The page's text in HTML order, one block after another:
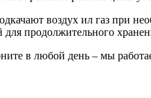
воздух ил газ при
для продолжительного
в любой день – мы